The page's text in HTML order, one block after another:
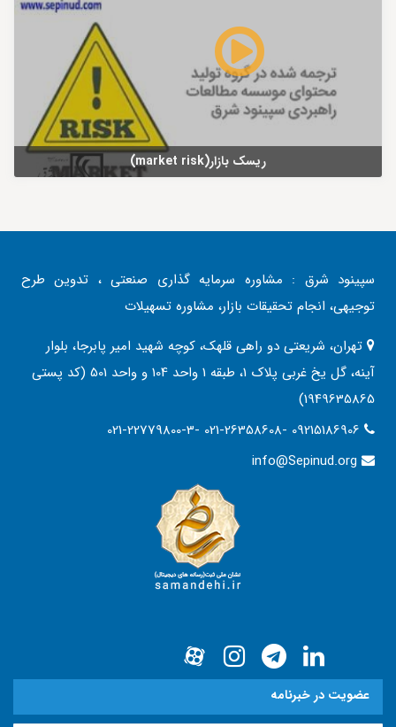
ریسک بازار(market risk)
سپینود شرق : مشاوره سرمایه گذاری صنعتی ، تدوین طرح
توجیهی، انجام تحقیقات بازار، مشاوره تسهیلات
تهران، شریعتی دو راهی قلهک، کوچه شهید امیر پابرجا، بلوار
آینه، گل یخ غربی پلاک 1، طبقه 1 واحد 104 و واحد 501 (کد پستی
1949635865)
021-22779800-3- 021-26358608- 09215186906
info@Sepinud.org
عضویت در خبرنامه